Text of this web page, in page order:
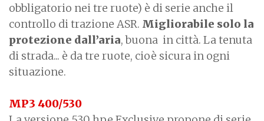
obbligatorio nei tre ruote) è di serie anche il
controllo di trazione ASR. Migliorabile solo la
protezione dall’aria, buona in città. La tenuta
di strada... è da tre ruote, cioè sicura in ogni
situazione.
MP3 400/530